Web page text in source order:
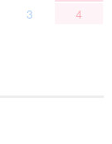
3 4